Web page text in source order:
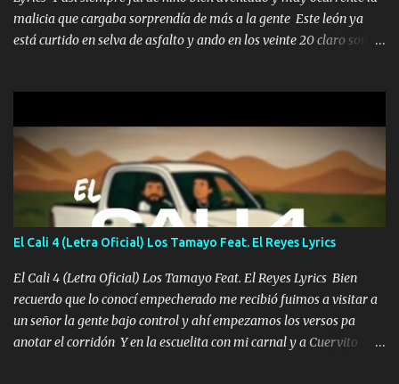
malicia que cargaba sorprendía de más a la gente Este león ya
está curtido en selva de asfalto y ando en los veinte 20 claro son
pa más pues hay charola les voy a dar hasta topar pues no hay de
otra Música Surcando bien mi camino voy por mi línea no veo a
los lados aquel que no corre vuela no se me duerm voy chicoteado
Ya pasé varias hazañas ya tienen rato que me agarran el colmillo
de este León los estatales no sé esperaron Al tiro esta la PrimiZa
también la nueve que cargo al lado doy la mano al que su amigo y
al traicionero damos pa abajo Y No me paran aquí hay pa más
pues hay charola les voy a dar hasta topar pues no hay de otra...
El Cali 4 (Letra Oficial) Los Tamayo Feat. El Reyes Lyrics
El Cali 4 (Letra Oficial) Los Tamayo Feat. El Reyes Lyrics Bien
recuerdo que lo conocí empecherado me recibió fuimos a visitar a
un señor la gente bajo control y ahí empezamos los versos pa
anotar el corridón Y en la escuelita con mi carnal y a Cuervito